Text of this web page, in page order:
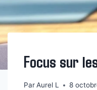
Focus sur
ParAurel L 8